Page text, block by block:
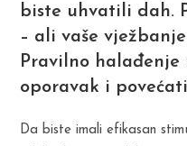
biste uhvatili dah.
– ali vaše
Pravilno halađenje
oporavak i
Da biste imali efikasan